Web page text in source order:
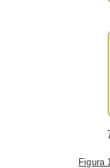
Figura 1